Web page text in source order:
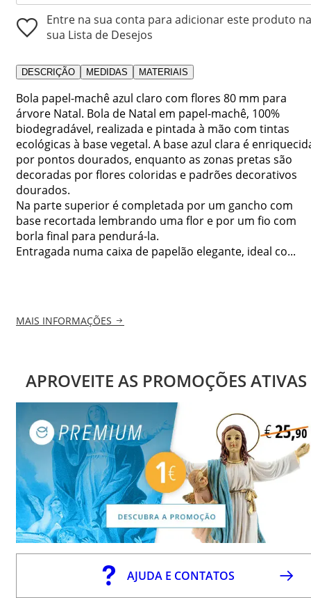
Entre na sua conta para adicionar este produto na
sua Lista de Desejos
DESCRIÇÃO MEDIDAS MATERIAIS
Bola papel-machê azul claro com flores 80 mm para
árvore Natal. Bola de Natal em papel-machê, 100%
biodegradável, realizada e pintada à mão com tintas
ecológicas à base vegetal. A base azul clara é
por pontos dourados, enquanto as zonas pretas são
decoradas por flores coloridas e padrões decorativos
dourados.
Na parte superior é completada por um gancho com
base recortada lembrando uma flor e por um fio com
borla final para pendurá-la.
Entragada numa caixa de papelão elegante, ideal co...
MAIS INFORMAÇÕES
APROVEITE AS PROMOÇÕES ATIVAS
AJUDA E CONTATOS